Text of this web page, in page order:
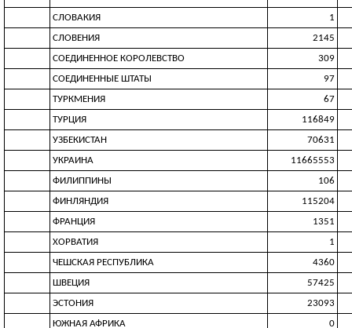
СЛОВАКИЯ
1
СЛОВЕНИЯ
2145
СОЕДИНЕННОЕ КОРОЛЕВСТВО
309
СОЕДИНЕННЫЕ ШТАТЫ
97
ТУРКМЕНИЯ
67
ТУРЦИЯ
116849
УЗБЕКИСТАН
70631
УКРАИНА
11665553
ФИЛИППИНЫ
106
ФИНЛЯНДИЯ
115204
ФРАНЦИЯ
1351
ХОРВАТИЯ
1
ЧЕШСКАЯ РЕСПУБЛИКА
4360
ШВЕЦИЯ
57425
ЭСТОНИЯ
23093
ЮЖНАЯ АФРИКА
0